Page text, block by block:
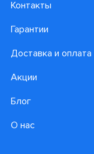
Контакты
Гарантии
Доставка и оплата
Акции
Блог
О нас